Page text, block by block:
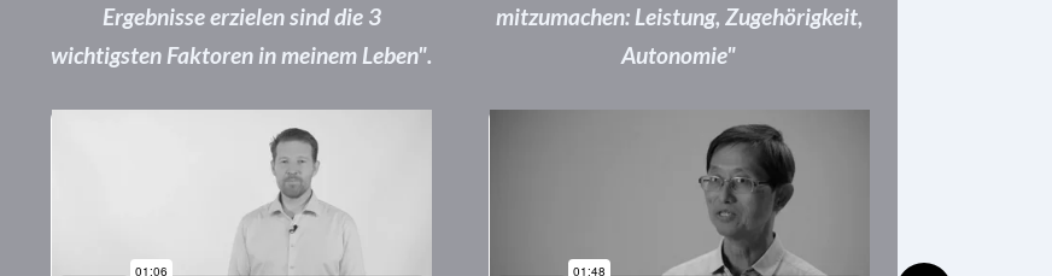
Ergebnisse erzielen sind die 3
wichtigsten Faktoren in meinem Leben".
mitzumachen: Leistung, Zugehörigkeit,
Autonomie"